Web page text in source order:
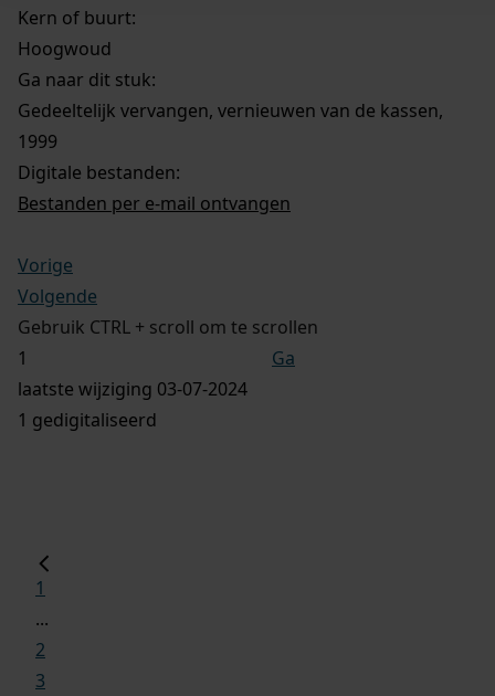
Kern of buurt:
Hoogwoud
Ga naar dit stuk:
Gedeeltelijk vervangen, vernieuwen van de kassen,
1999
Digitale bestanden:
Bestanden per e-mail ontvangen
Vorige
Volgende
Gebruik CTRL + scroll om te scrollen
Ga
laatste wijziging 03-07-2024
1 gedigitaliseerd
1
...
2
3